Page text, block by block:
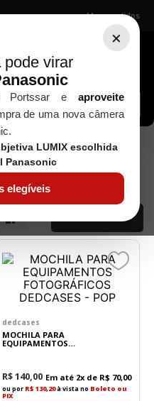
×
pode virar
Portssar e aproveite
de uma nova câmera
LUMIX escolhida
Panasonic
elegíveis
Meus pedidos
produtos
dedcases
MOCHILA PARA
EQUIPAMENTOS
FOTOGRÁFICOS DEDCASES - POP
R$140 00 Em até 2x de R$ 70,00
ou por R$ 130,20à vista no Boleto ou
PIX